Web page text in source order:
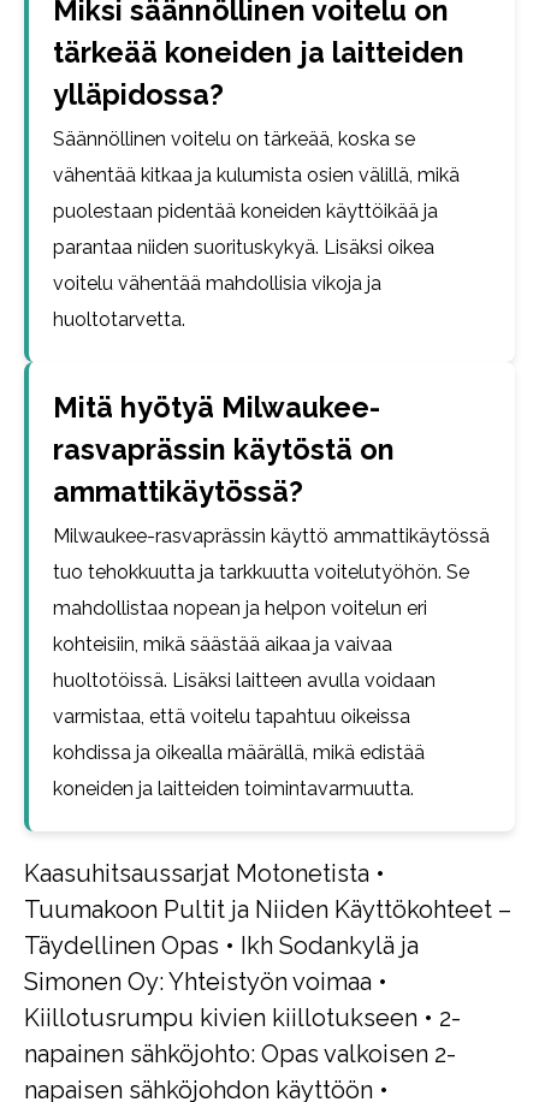
Miksi säännöllinen voitelu on
tärkeää koneiden ja laitteiden
ylläpidossa?
Säännöllinen voitelu on tärkeää, koska se
vähentää kitkaa ja kulumista osien välillä, mikä
puolestaan pidentää koneiden käyttöikää ja
parantaa niiden suorituskykyä. Lisäksi oikea
voitelu vähentää mahdollisia vikoja ja
huoltotarvetta.
Mitä hyötyä Milwaukee-
rasvaprässin käytöstä on
ammattikäytössä?
Milwaukee-rasvaprässin käyttö ammattikäytössä
tuo tehokkuutta ja tarkkuutta voitelutyöhön. Se
mahdollistaa nopean ja helpon voitelun eri
kohteisiin, mikä säästää aikaa ja vaivaa
huoltotöissä. Lisäksi laitteen avulla voidaan
varmistaa, että voitelu tapahtuu oikeissa
kohdissa ja oikealla määrällä, mikä edistää
koneiden ja laitteiden toimintavarmuutta.
Kaasuhitsaussarjat Motonetista •
Tuumakoon Pultit ja Niiden Käyttökohteet –
Täydellinen Opas • Ikh Sodankylä ja
Simonen Oy: Yhteistyön voimaa •
Kiillotusrumpu kivien kiillotukseen • 2-
napainen sähköjohto: Opas valkoisen 2-
napaisen sähköjohdon käyttöön •